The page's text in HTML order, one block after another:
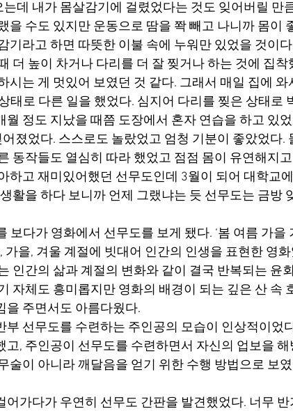
데 내가 몸살감기에 걸렸었다는 것도 잊어버릴 만
을 수도 있지만 운동으로 땀을 쫙 빼고 나니까 몸이
기라고 하면 따뜻한 이불 속에 누워만 있었을 것이
더 높이 차거나 다리를 더 잘 찢거나 하는 것에 집착
시는 게 멋있어 보였던 것 같다. 그래서 매일 집에 와
태로 다른 일을 했었다. 심지어 다리를 찢은 상태로
월 정도 지났을 때쯤 도장에서 혼자 연습을 하고 있
졌었다. 스스로도 놀랐었고 엄청 기분이 좋았었다.
동작들도 열심히 따라 했었고 점점 몸이 유연해지
하고 재미있어했던 선무도인데 3월이 되어 대학교
활을 하다 보니까 언제 그랬냐는 듯 선무도는 금방
보다가 영화에서 선무도를 보게 됐다. ‘봄 여름 가을
가을, 겨울 계절에 빗대어 인간의 인생을 표현한 영
인간의 삶과 계절의 변화와 같이 결국 반복되는 윤
자체도 흥미롭지만 영화의 배경이 되는 깊은 산 속
을 주면서도 아름다웠다.
부 선무도를 수련하는 주인공의 모습이 인상적이었
고, 주인공이 선무도를 수련하면서 자신의 업보을 해
술이 아니라 깨달음을 얻기 위한 수행 방법으로 보
어가다가 우연히 선무도 간판을 발견했었다. 너무